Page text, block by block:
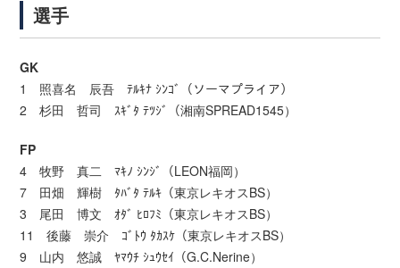
選手
GK
1 照喜名 辰吾 ﾃﾙｷﾅ ｼﾝｺﾞ（ソーマプライア）
2 杉田 哲司 ｽｷﾞﾀ ﾃﾂｼﾞ（湘南SPREAD1545）
FP
4 牧野 真二 ﾏｷﾉ ｼﾝｼﾞ（LEON福岡）
7 田畑 輝樹 ﾀﾊﾞﾀ ﾃﾙｷ（東京レキオスBS）
3 尾田 博文 ｵﾀﾞ ﾋﾛﾌﾐ（東京レキオスBS）
11 後藤 崇介 ｺﾞﾄｳ ﾀｶｽｹ（東京レキオスBS）
9 山内 悠誠 ﾔﾏｳﾁ ｼｭｳｾｲ（G.C.Nerine）